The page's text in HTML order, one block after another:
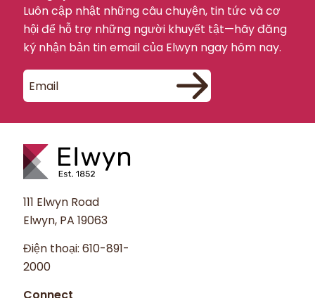
Luôn cập nhật những câu chuyện, tin tức và cơ
hội để hỗ trợ những người khuyết tật—hãy đăng
ký nhận bản tin email của Elwyn ngay hôm nay.
111 Elwyn Road
Elwyn, PA 19063
Điện thoại: 610-891-
2000